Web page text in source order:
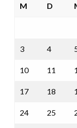
M D
3 4
10 11
17 18
24 25